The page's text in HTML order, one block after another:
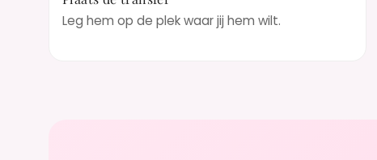
Leg hem op de plek waar jij hem wilt.